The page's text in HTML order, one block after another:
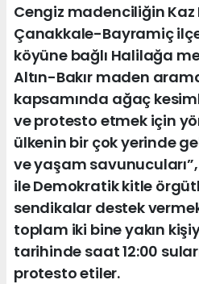
Cengiz madenciliğin
Çanakkale-Bayramiç
köyüne bağlı Halilağa
Altın-Bakır maden
kapsamında ağaç
ve protesto etmek için
ülkenin bir çok yerinde
ve yaşam
ile Demokratik kitle
sendikalar destek
toplam iki bine yakın
tarihinde saat 12:00
protesto etiler.